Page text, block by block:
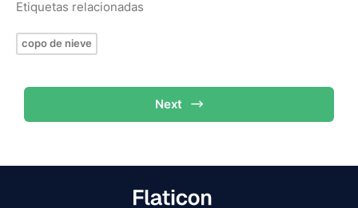
Etiquetas relacionadas
copo de nieve
Next